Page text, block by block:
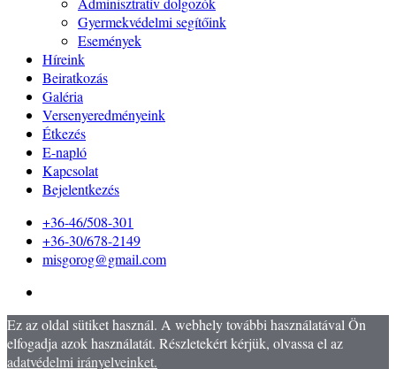
Gyermekvédelmi segítőink
Események
Híreink
Beiratkozás
Galéria
Versenyeredményeink
Étkezés
E-napló
Kapcsolat
Bejelentkezés
+36-46/508-301
+36-30/678-2149
misgorog@gmail.com
Ez az oldal sütiket használ. A webhely további használatával Ön
elfogadja azok használatát. Részletekért kérjük, olvassa el az
adatvédelmi irányelveinket.